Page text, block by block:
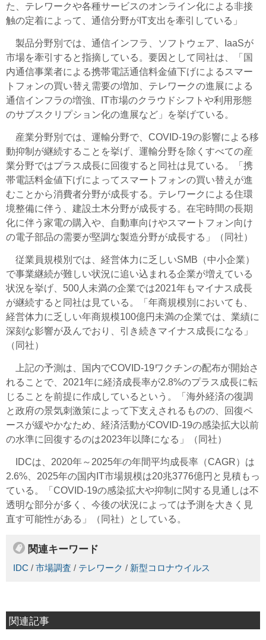
た、テレワークや各種サービスのオンライン化による非接
触の定着によって、通信分野がIT支出を牽引している」
製品分野別では、通信インフラ、ソフトウェア、IaaSが
市場を牽引すると指摘している。要因として同社は、「国
内通信事業者による携帯電話通信料金値下げによるスマー
トフォンの買い替え需要の増加、テレワークの進展による
通信インフラの増強、IT市場のクラウドシフトや利用形態
のサブスクリプション化の進展など」を挙げている。
産業分野別では、運輸分野で、COVID-19の影響による移
動抑制が継続することを挙げ、運輸分野を除くすべての産
業分野ではプラス成長に回復すると同社は見ている。「携
帯電話料金値下げによってスマートフォンの買い替えが進
むことから消費者分野が成長する。テレワークによる住環
境整備に伴う、建設土木分野が成長する。在宅時間の長期
化に伴う家電の購入や、自動車向けやスマートフォン向け
の電子部品の需要が堅調な製造分野が成長する」（同社）
従業員規模別では、経営体力に乏しいSMB（中小企業）
で事業継続が難しい状況に追い込まれる企業が増えている
状況を挙げ、500人未満の企業では2021年もマイナス成長
が継続すると同社は見ている。「年商規模別においても、
経営体力に乏しい年商規模100億円未満の企業では、業績に
深刻な影響が及んでおり、引き続きマイナス成長になる」
（同社）
上記の予測は、国内でCOVID-19ワクチンの配布が開始さ
れることで、2021年に経済成長率が2.8%のプラス成長に転
じることを前提に作成しているという。「海外経済の復調
と政府の景気刺激策によって下支えされるものの、回復ペ
ースが緩やかなため、経済活動がCOVID-19の感染拡大以前
の水準に回復するのは2023年以降になる」（同社）
IDCは、2020年～2025年の年間平均成長率（CAGR）は
2.6%、2025年の国内IT市場規模は20兆3776億円と見積もっ
ている。「COVID-19の感染拡大や抑制に関する見通しは不
透明な部分が多く、今後の状況によっては予測を大きく見
直す可能性がある」（同社）としている。
関連キーワード
IDC / 市場調査 / テレワーク / 新型コロナウイルス
関連記事